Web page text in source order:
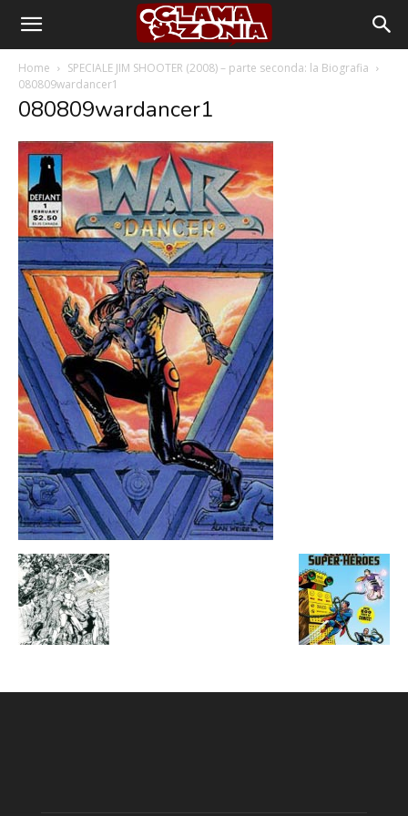
Home
SPECIALE JIM SHOOTER (2008) – parte seconda: la Biografia
080809wardancer1
080809wardancer1